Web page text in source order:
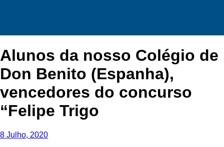
Alunos da nosso Colégio de
Don Benito (Espanha),
vencedores do concurso
“Felipe Trigo
8 Julho, 2020